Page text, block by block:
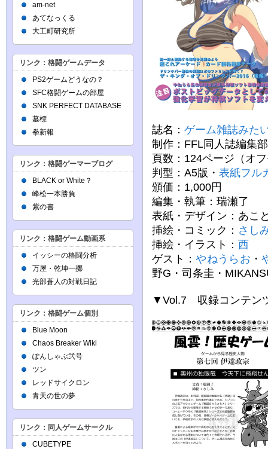
誌名： ゲーム雑誌みた
制作：FFL同人誌編集部
頁数：124ページ（オ
判型：A5版・ 表紙フル
頒価：1,000円
編集・執筆：瑞瀬了
表紙・デザイン：あこ
挿絵・コミック： さし
挿絵・イラスト： 西
ゲスト：やねうらお ・
野G・司条圭・
▼Vol.7 収録コンテン
am-net
あてなっくる
大工町研究所
リンク：格闘ゲームデータ
PS2ゲームどうなの？
SFC格闘ゲームの部屋
SNK PERFECT DATABASE
墓標
拳新報
リンク：格闘ゲーマーブログ
BLACK or White？
峰松一本勝負
紫の書
リンク：格闘ゲーム動画系
イッシーの格闘分析
万屋・乾坤一擲
光部蒼人の対戦日記
リンク：格闘ゲーム個別
Blue Moon
Chaos Breaker Wiki
ぽんしゃぶ弐号
ツン
レッドサイクロン
青天の世の夢
リンク：同人ゲームサークル
CUBETYPE